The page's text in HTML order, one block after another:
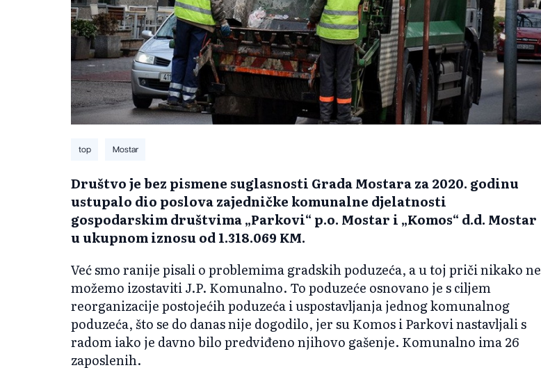
top Mostar
Društvo je bez pismene suglasnosti Grada Mostara za 2020. godinu
ustupalo dio poslova zajedničke komunalne djelatnosti
gospodarskim društvima „Parkovi“ p.o. Mostar i „Komos“ d.d. Mostar
u ukupnom iznosu od 1.318.069 KM.
Već smo ranije pisali o problemima gradskih poduzeća, a u toj priči nikako ne
možemo izostaviti J.P. Komunalno. To poduzeće osnovano je s ciljem
reorganizacije postojećih poduzeća i uspostavljanja jednog komunalnog
poduzeća, što se do danas nije dogodilo, jer su Komos i Parkovi nastavljali s
radom iako je davno bilo predviđeno njihovo gašenje. Komunalno ima 26
zaposlenih.